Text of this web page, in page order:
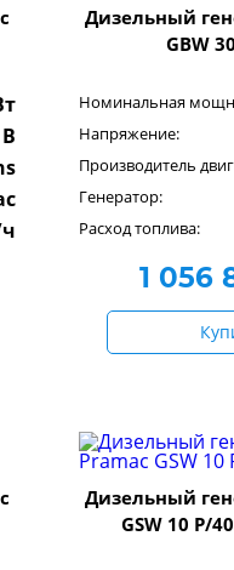
Дизельный
GBW
Номинальная
Напряжение:
Производитель
Генератор:
Расход топлива:
1 056
Дизельный
GSW 10 P/